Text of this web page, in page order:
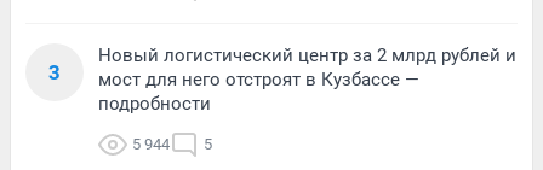
3
Новый логистический центр за 2 млрд рублей и
мост для него отстроят в Кузбассе —
подробности
5 944 5